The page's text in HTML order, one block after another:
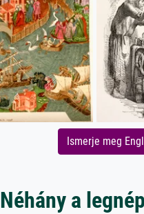
Ismerje meg
Néhány a